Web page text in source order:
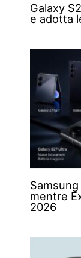
Galaxy
e adotta
mentre
2026